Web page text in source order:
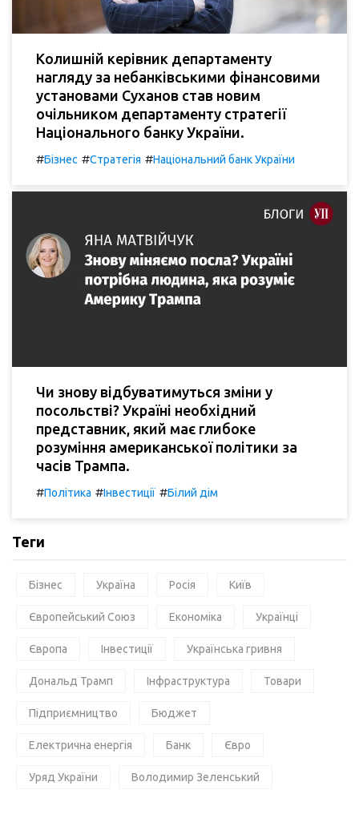
Колишній керівник департаменту
нагляду за небанківськими фінансовими
установами Суханов став новим
очільником департаменту стратегії
Національного банку України.
#Бізнес #Стратегія #Національний банк України
Чи знову відбуватимуться зміни у
посольстві? Україні необхідний
представник, який має глибоке
розуміння американської політики за
часів Трампа.
#Політика #Інвестиції #Білий дім
Теги
Бізнес Україна Росія Київ
Європейський Союз Економіка Українці
Європа Інвестиції Українська гривня
Дональд Трамп Інфраструктура Товари
Підприємництво Бюджет
Електрична енергія Банк Євро
Уряд України Володимир Зеленський